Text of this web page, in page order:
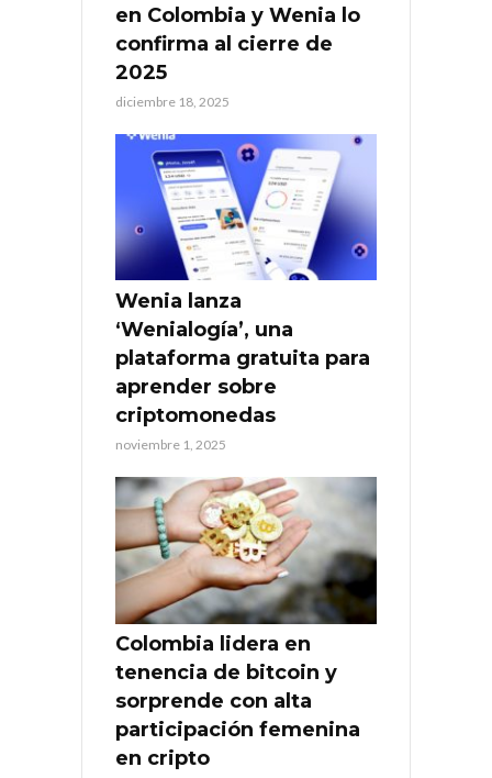
en Colombia y Wenia lo
confirma al cierre de
2025
diciembre 18, 2025
Wenia lanza
‘Wenialogía’, una
plataforma gratuita para
aprender sobre
criptomonedas
noviembre 1, 2025
Colombia lidera en
tenencia de bitcoin y
sorprende con alta
participación femenina
en cripto